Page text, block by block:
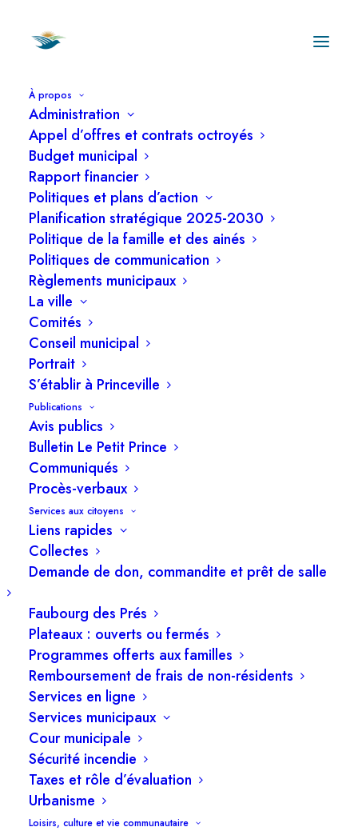
À propos
Administration
Appel d’offres et contrats octroyés
Budget municipal
Rapport financier
Politiques et plans d’action
Planification stratégique 2025-2030
Politique de la famille et des ainés
Politiques de communication
Règlements municipaux
La ville
Comités
Conseil municipal
Portrait
S’établir à Princeville
Publications
Avis publics
Bulletin Le Petit Prince
Communiqués
Procès-verbaux
Services aux citoyens
Liens rapides
Collectes
Demande de don, commandite et prêt de salle
Faubourg des Prés
Plateaux : ouverts ou fermés
Programmes offerts aux familles
Remboursement de frais de non-résidents
Services en ligne
Services municipaux
Cour municipale
Sécurité incendie
Taxes et rôle d’évaluation
Urbanisme
Loisirs, culture et vie communautaire
Emploi -
Directeur(trice)
des travaux
À la Ville de Princeville, nous bâtissons chaque
jour un milieu de vie dynamique et inclusif où